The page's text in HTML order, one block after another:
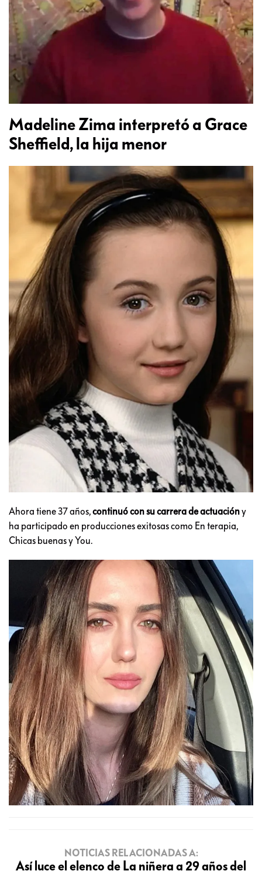
Madeline Zima interpretó a Grace
Sheffield, la hija menor
Ahora tiene 37 años,continuó con su carrera de actuacióny
ha participado en producciones exitosas como En terapia,
Chicas buenas y You.
NOTICIAS RELACIONADAS A:
Así luce el elenco de La niñera a 29 años del